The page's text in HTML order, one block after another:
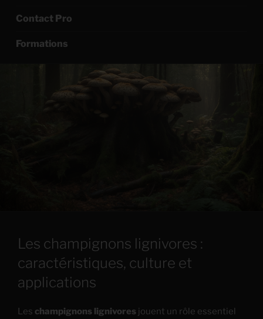
Contact Pro
Formations
Les champignons lignivores :
caractéristiques, culture et
applications
Les champignons lignivores jouent un rôle essentiel